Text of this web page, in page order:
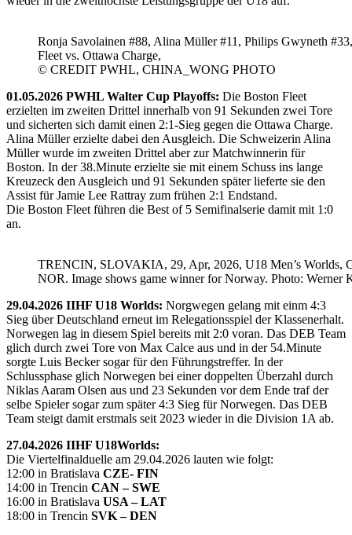
Ronja Savolainen #88, Alina Müller #11, Philips Gwyneth
Fleet vs. Ottawa Charge,
© CREDIT PWHL, CHINA_WONG PHOTO
01.05.2026 PWHL Walter Cup Playoffs: Die Boston Fleet
erzielten im zweiten Drittel innerhalb von 91 Sekunden zwei Tore
und sicherten sich damit einen 2:1-Sieg gegen die Ottawa Charge.
Alina Müller erzielte dabei den Ausgleich. Die Schweizerin Alina
Müller wurde im zweiten Drittel aber zur Matchwinnerin für
Boston. In der 38.Minute erzielte sie mit einem Schuss ins lange
Kreuzeck den Ausgleich und 91 Sekunden später lieferte sie den
Assist für Jamie Lee Rattray zum frühen 2:1 Endstand.
Die Boston Fleet führen die Best of 5 Semifinalserie damit mit 1:0
an.
TRENCIN, SLOVAKIA, 29, Apr, 2026, U18 Men’s Worlds,
NOR. Image shows game winner for Norway. Photo: Werner
29.04.2026 IIHF U18 Worlds: Norgwegen gelang mit einm 4:3
Sieg über Deutschland erneut im Relegationsspiel der Klassenerhalt.
Norwegen lag in diesem Spiel bereits mit 2:0 voran. Das DEB Team
glich durch zwei Tore von Max Calce aus und in der 54.Minute
sorgte Luis Becker sogar für den Führungstreffer. In der
Schlussphase glich Norwegen bei einer doppelten Überzahl durch
Niklas Aaram Olsen aus und 23 Sekunden vor dem Ende traf der
selbe Spieler sogar zum später 4:3 Sieg für Norwegen. Das DEB
Team steigt damit erstmals seit 2023 wieder in die Division 1A ab.
27.04.2026 IIHF U18Worlds:
Die Viertelfinalduelle am 29.04.2026 lauten wie folgt:
12:00 in Bratislava CZE- FIN
14:00 in Trencin CAN – SWE
16:00 in Bratislava USA – LAT
18:00 in Trencin SVK – DEN